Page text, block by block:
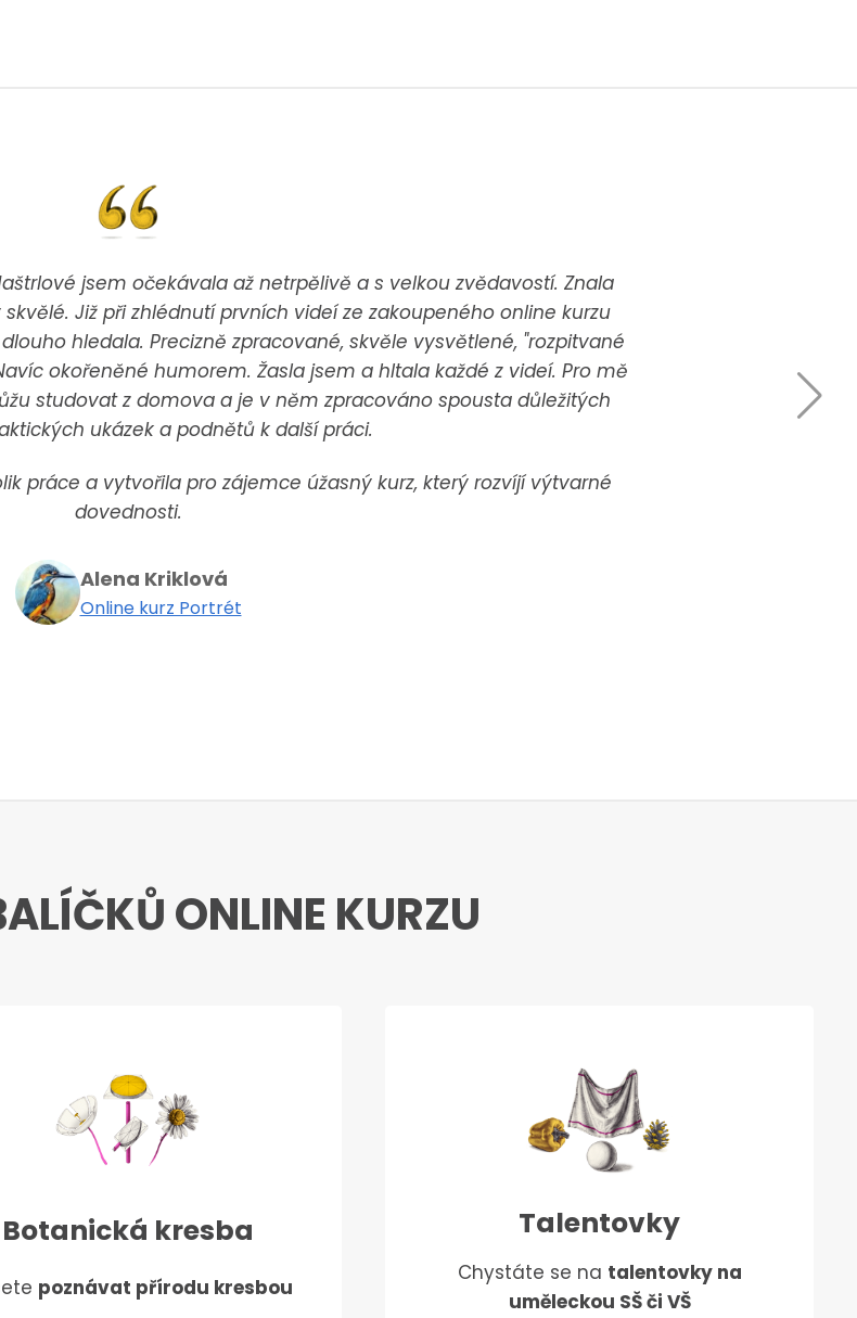
jsem očekávala až netrpělivě a s velkou zvědavostí. Znala
Již při zhlédnutí prvních videí ze zakoupeného online kurzu
hledala. Precizně zpracované, skvěle vysvětlené, "rozpitvané
okořeněné humorem. Žasla jsem a hltala každé z videí. Pro mě
studovat z domova a je v něm zpracováno spousta důležitých
ukázek a podnětů k další práci.
práce a vytvořila pro zájemce úžasný kurz, který rozvíjí výtvarné
dovednosti.
Alena Kriklová
Online kurz Portrét
ONLINE KURZU
Botanická kresba
poznávat přírodu kresbou
Talentovky
Chystáte se na talentovky na
uměleckou SŠ či VŠ